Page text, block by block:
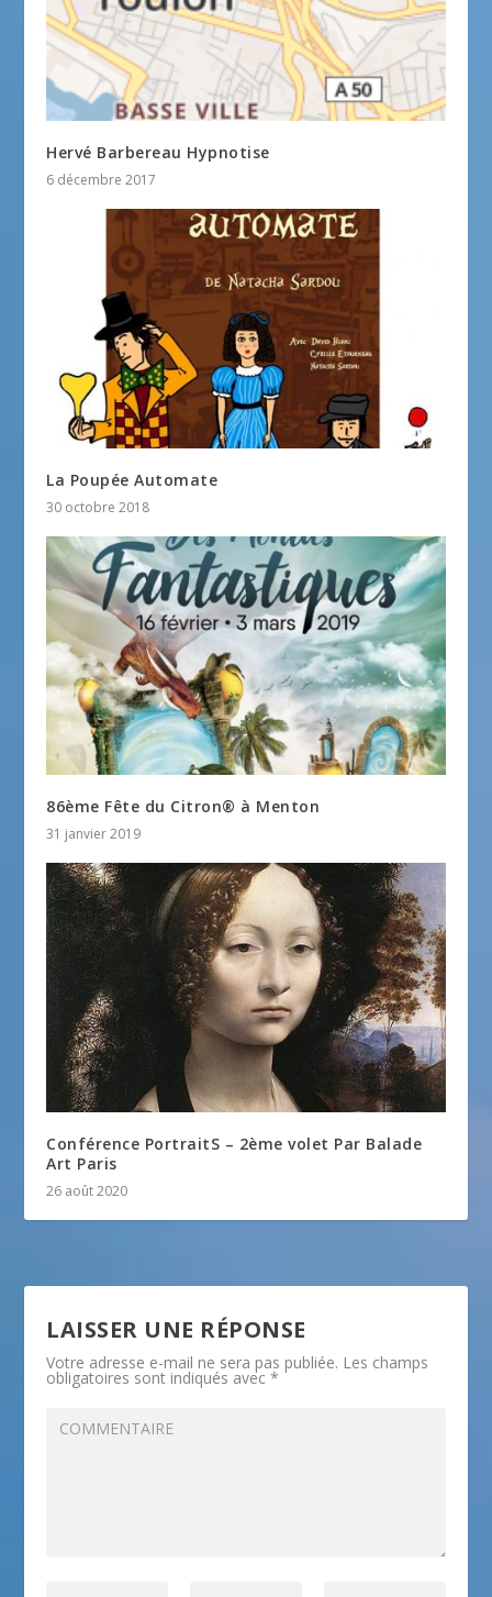
Hervé Barbereau Hypnotise
6 décembre 2017
La Poupée Automate
30 octobre 2018
86ème Fête du Citron® à Menton
31 janvier 2019
Conférence PortraitS – 2ème volet Par Balade
Art Paris
26 août 2020
LAISSER UNE RÉPONSE
Votre adresse e-mail ne sera pas publiée. Les champs
obligatoires sont indiqués avec*